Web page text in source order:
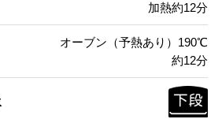
加熱約12分
オーブン（予熱あり）190℃
約12分